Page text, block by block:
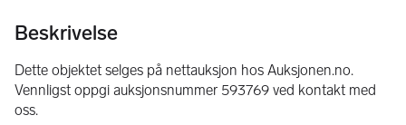
Beskrivelse
Dette objektet selges på nettauksjon hos Auksjonen.no.
Vennligst oppgi auksjonsnummer 593769 ved kontakt med
oss.